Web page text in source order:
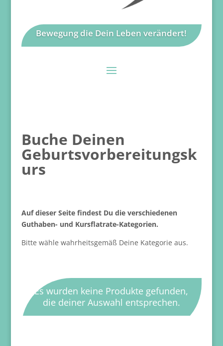
Bewegung die Dein Leben verändert!
Buche Deinen
Geburtsvorbereitungsk
urs
Auf dieser Seite findest Du die verschiedenen
Guthaben- und Kursflatrate-Kategorien.
Bitte wähle wahrheitsgemäß Deine Kategorie aus.
Es wurden keine Produkte gefunden,
die deiner Auswahl entsprechen.